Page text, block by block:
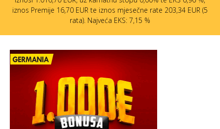
iznos Premije 16,70 EUR te iznos mjesečne rate 203,34 EUR (5
rata). Najveća EKS: 7,15 %